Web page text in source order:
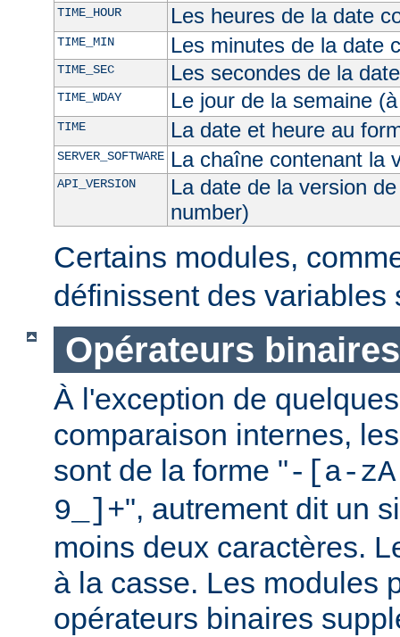
TIME_HOUR Les heures de la date
TIME_MIN Les minutes de la date
TIME_SEC Les secondes de la
TIME_WDAY Le jour de la semaine
TIME La date et heure au
SERVER_SOFTWARE La chaîne contenant la
API_VERSION
La date de la version
number)
Certains modules,
définissent des variables
Opérateurs binaires
À l'exception de
comparaison internes,
sont de la forme "-[a-
9_]+", autrement dit un
moins deux caractères.
à la casse. Les modules
opérateurs binaires